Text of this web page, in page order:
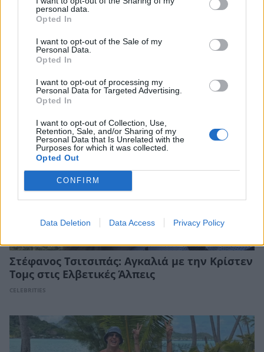
personal data.
Opted In
I want to opt-out of the Sale of my
Personal Data.
Opted In
I want to opt-out of processing my
Personal Data for Targeted Advertising.
Opted In
I want to opt-out of Collection, Use,
Retention, Sale, and/or Sharing of my
Personal Data that Is Unrelated with the
Purposes for which it was collected.
Opted Out
CONFIRM
Data Deletion Data Access Privacy Policy
ΓΕΡΑΣΙΜΟΣ ΣΚΙΑΔΑΡΕΣΗΣ
ΠΕΡΙΣΣΟΤΕΡΑ ΣΤΟ
Στέφανος Τσιτσιπάς: Αγκαλιά με την Κρίστεν
Τομς στις Ελβετικές Άλπεις
CELEBRITIES